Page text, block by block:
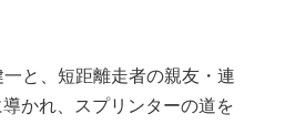
と、短距離走者の親友・連
かれ、スプリンターの道を